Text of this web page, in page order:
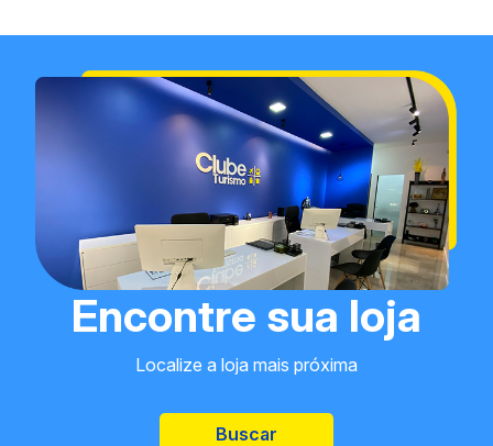
Encontre sua loja
Localize a loja mais próxima
Buscar